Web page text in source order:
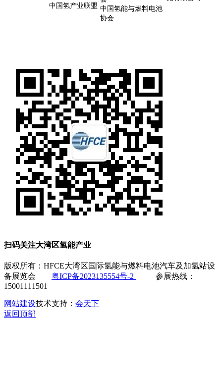
中国氢产业联盟 中国氢能与燃料电池
协会
扫码关注大湾区氢能产业
版权所有：HFCE大湾区国际氢能与燃料电池汽车及加氢站设
备展览会 粤ICP备2023135554号-2
参展热线：
15001111501
网站建设技术支持： 会天下
返回顶部